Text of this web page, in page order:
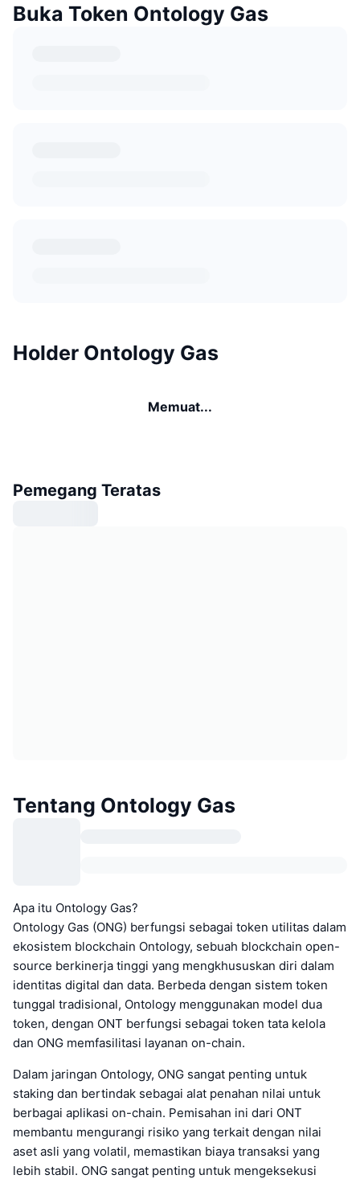
Buka Token Ontology Gas
Holder Ontology Gas
Memuat...
Pemegang Teratas
Tentang Ontology Gas
Apa itu Ontology Gas?
Ontology Gas (ONG) berfungsi sebagai token utilitas dalam
ekosistem blockchain Ontology, sebuah blockchain open-
source berkinerja tinggi yang mengkhususkan diri dalam
identitas digital dan data. Berbeda dengan sistem token
tunggal tradisional, Ontology menggunakan model dua
token, dengan ONT berfungsi sebagai token tata kelola
dan ONG memfasilitasi layanan on-chain.
Dalam jaringan Ontology, ONG sangat penting untuk
staking dan bertindak sebagai alat penahan nilai untuk
berbagai aplikasi on-chain. Pemisahan ini dari ONT
membantu mengurangi risiko yang terkait dengan nilai
aset asli yang volatil, memastikan biaya transaksi yang
lebih stabil. ONG sangat penting untuk mengeksekusi